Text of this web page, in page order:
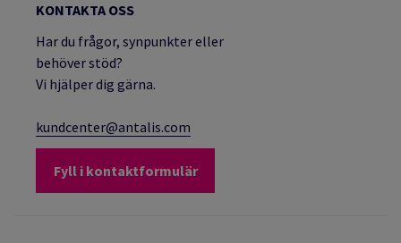
KONTAKTA OSS
Har du frågor, synpunkter eller
behöver stöd?
Vi hjälper dig gärna.
kundcenter@antalis.com
Fyll i kontaktformulär